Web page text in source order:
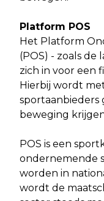
Platform POS
Het Platform
(POS) - zoals de
zich in voor een
Hierbij wordt
sportaanbieders
beweging
POS is een
ondernemende
worden in
wordt de